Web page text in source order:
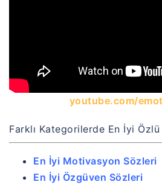
youtube.com/
Farklı Kategorilerde En İyi
En İyi Motivasyon Sözleri
En İyi Özgüven Sözleri